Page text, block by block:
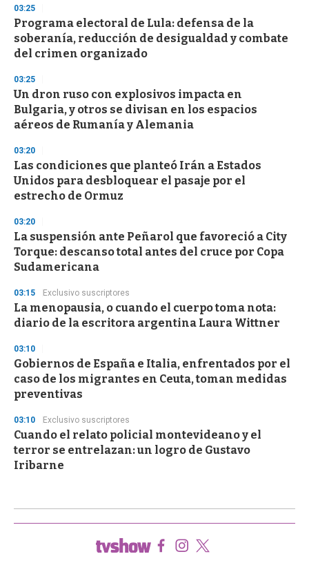
s
e
c
o
n
s
03:25
Programa electoral de Lula: defensa de la
soberanía, reducción de desigualdad y combate
del crimen organizado
03:25
Un dron ruso con explosivos impacta en
Bulgaria, y otros se divisan en los espacios
aéreos de Rumanía y Alemania
03:20
Las condiciones que planteó Irán a Estados
Unidos para desbloquear el pasaje por el
estrecho de Ormuz
03:20
La suspensión ante Peñarol que favoreció a City
Torque: descanso total antes del cruce por Copa
Sudamericana
03:15 Exclusivo suscriptores
La menopausia, o cuando el cuerpo toma nota:
diario de la escritora argentina Laura Wittner
03:10
Gobiernos de España e Italia, enfrentados por el
caso de los migrantes en Ceuta, toman medidas
preventivas
03:10 Exclusivo suscriptores
Cuando el relato policial montevideano y el
terror se entrelazan: un logro de Gustavo
Iribarne